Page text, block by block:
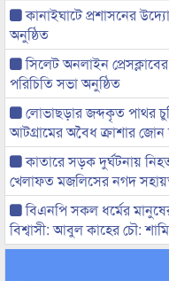
কানাইঘাটে প্রশাসনের
অনুষ্ঠিত
সিলেট অনলাইন
পরিচিতি সভা অনুষ্ঠিত
লোভাছড়ার জব্দকৃত পাথর
আটগ্রামের অবৈধ ক্রাশার জোন
কাতারে সড়ক দুর্ঘটনায়
খেলাফত মজলিসের নগদ
বিএনপি সকল ধর্মের
বিশ্বাসী: আবুল কাহের চৌ: